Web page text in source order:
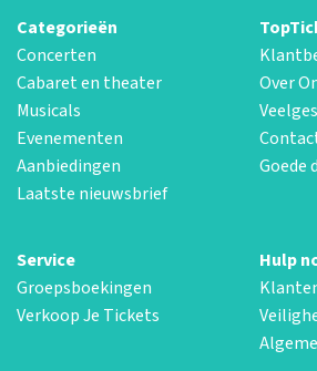
Categorieën
Concerten
Cabaret en theater
Musicals
Evenementen
Aanbiedingen
Laatste nieuwsbrief
Over
Goede
Service
Groepsboekingen
Verkoop Je Tickets
Hulp